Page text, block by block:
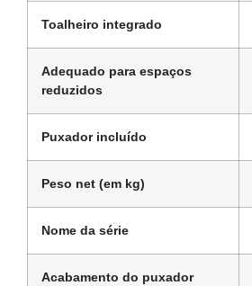
Toalheiro integrado
Adequado para espaços
reduzidos
Puxador incluído
Peso net (em kg)
Nome da série
Acabamento do puxador